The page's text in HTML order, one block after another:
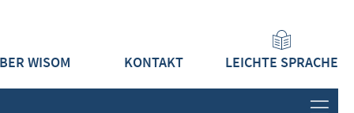
WISOM KONTAKT LEICHTE SPRACHE